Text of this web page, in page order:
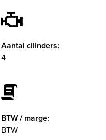
Aantal cilinders:
4
BTW / marge:
BTW